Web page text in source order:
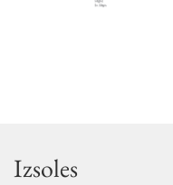
Izsoles